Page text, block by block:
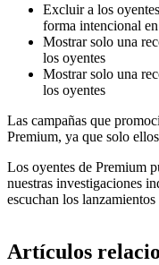
Excluir a los
forma intencional
Mostrar solo una
los oyentes
Mostrar solo una
los oyentes
Las campañas que
Premium, ya que solo
Los oyentes de Premium
nuestras investigaciones
escuchan los
Artículos